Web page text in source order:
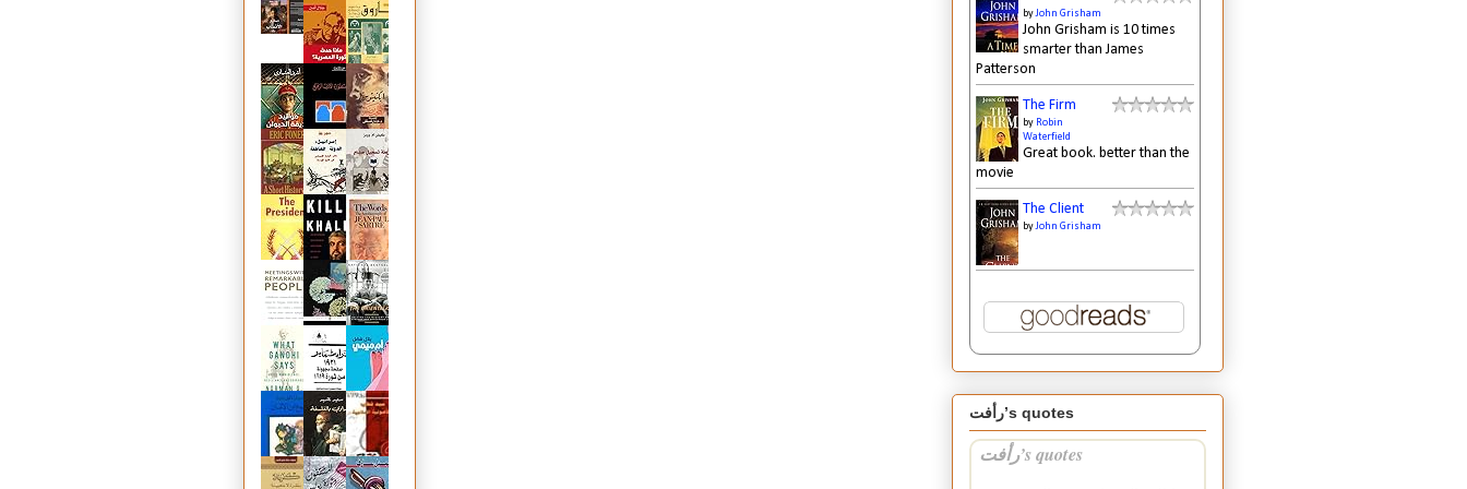
byJohn Grisham
John Grisham is 10 times
smarter than James
Patterson
The Firm
by Robin
Waterfield
Great book. better than the
movie
The Client
byJohn Grisham
رأفت’s quotes
رأفت’s quotes